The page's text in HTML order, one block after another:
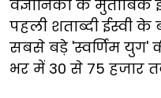
वैज्ञानिकों के मुताबिक
पहली शताब्दी ईस्वी के
सबसे बड़े 'स्वर्णिम युग'
भर में 30 से 75 हजार